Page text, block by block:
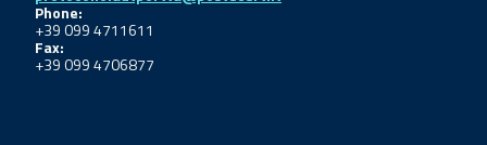
Phone:
+39 099 4711611
Fax:
+39 099 4706877